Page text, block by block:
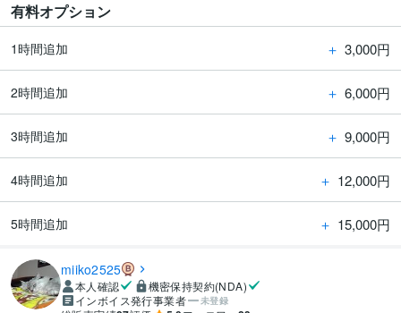
有料オプション
1時間追加 ＋ 3,000円
2時間追加 ＋ 6,000円
3時間追加 ＋ 9,000円
4時間追加 ＋ 12,000円
5時間追加 ＋ 15,000円
miiko2525
本人確認
機密保持契約(NDA)
インボイス発行事業者
未登録